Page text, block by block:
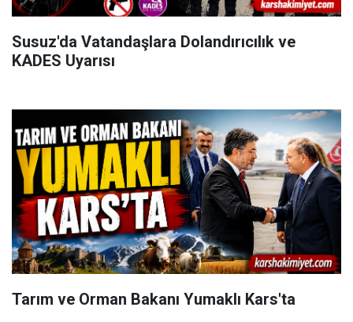
Susuz'da Vatandaşlara Dolandırıcılık ve
KADES Uyarısı
Tarım ve Orman Bakanı Yumaklı Kars'ta